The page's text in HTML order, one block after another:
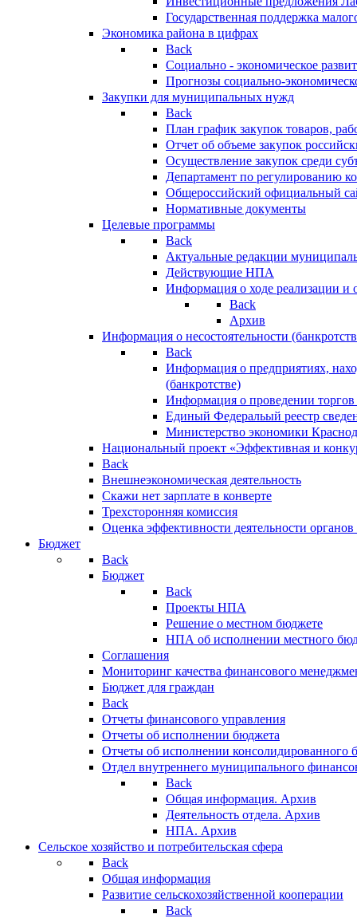
Государственная поддержка
Экономика района в цифрах
Back
Социально - экономическое
Прогнозы социально-
Закупки для муниципальных нужд
Back
План график закупок товаров,
Отчет об объеме закупок
Осуществление закупок среди
Департамент по регулированию
Общероссийский официальный
Нормативные документы
Целевые программы
Back
Актуальные редакции
Действующие НПА
Информация о ходе реализации
Back
Архив
Информация о несостоятельности
Back
Информация о предприятиях,
(банкротстве)
Информация о проведении
Единый Федеральый реестр
Министерство экономики
Национальный проект «Эффективная и
Back
Внешнеэкономическая деятельность
Скажи нет зарплате в конверте
Трехсторонняя комиссия
Оценка эффективности деятельности
Бюджет
Back
Бюджет
Back
Проекты НПА
Решение о местном бюджете
НПА об исполнении местного
Соглашения
Мониторинг качества финансового
Бюджет для граждан
Back
Отчеты финансового управления
Отчеты об исполнении бюджета
Отчеты об исполнении консолидированного
Отдел внутреннего муниципального
Back
Общая информация. Архив
Деятельность отдела. Архив
НПА. Архив
Сельское хозяйство и потребительская сфера
Back
Общая информация
Развитие сельскохозяйственной кооперации
Back